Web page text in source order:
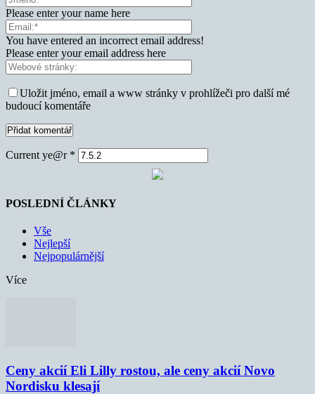
Please enter your name here
You have entered an incorrect email address!
Please enter your email address here
Uložit jméno, email a www stránky v prohlížeči pro další mé
budoucí komentáře
Current ye@r *
POSLEDNÍ ČLÁNKY
Vše
Nejlepší
Nejpopulárnější
Více
Ceny akcií Eli Lilly rostou, ale ceny akcií Novo
Nordisku klesají